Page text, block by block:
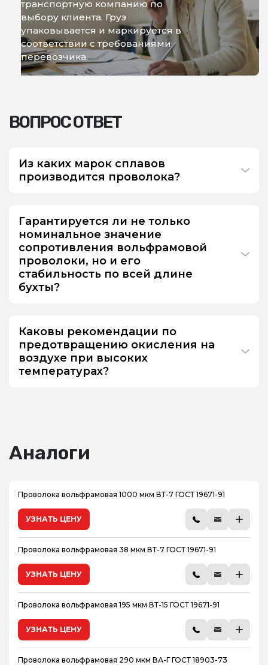
транспортную компанию по
выбору клиента. Груз
упаковывается и маркируется в
соответствии с требованиями
перевозчика.
ВОПРОС ОТВЕТ
Из каких марок сплавов
производится проволока?
Гарантируется ли не только
номинальное значение
сопротивления вольфрамовой
проволоки, но и его
стабильность по всей длине
бухты?
Каковы рекомендации по
предотвращению окисления на
воздухе при высоких
температурах?
Аналоги
Проволока вольфрамовая 1000 мкм ВТ-7 ГОСТ 19671-91
УЗНАТЬ ЦЕНУ
Проволока вольфрамовая 38 мкм ВТ-7 ГОСТ 19671-91
УЗНАТЬ ЦЕНУ
Проволока вольфрамовая 195 мкм ВТ-15 ГОСТ 19671-91
УЗНАТЬ ЦЕНУ
Проволока вольфрамовая 290 мкм ВА-Г ГОСТ 18903-73